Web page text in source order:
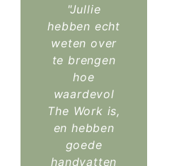
"Jullie
hebben echt
weten over
te brengen
hoe
waardevol
The Work is,
en hebben
goede
handvatten